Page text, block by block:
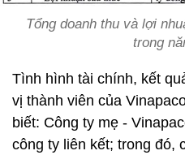
Tổng doanh thu và lợi
trong
Tình hình tài chính, kết
vị thành viên của
biết: Công ty mẹ -
công ty liên kết; trong đó,